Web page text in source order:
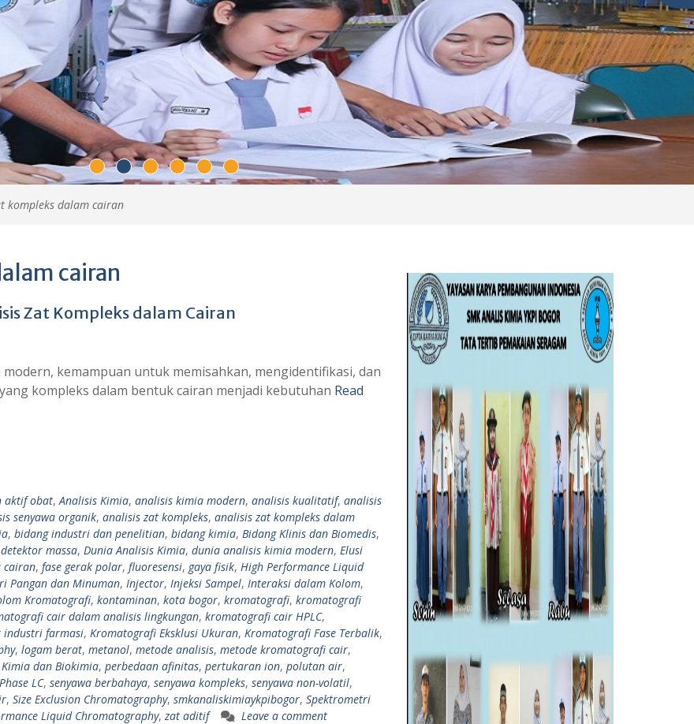
kompleks dalam cairan
cairan
Zat Kompleks dalam Cairan
kemampuan untuk memisahkan, mengidentifikasi, dan
kompleks dalam bentuk cairan menjadi kebutuhan Read
aktif obat, Analisis Kimia, analisis kimia modern, analisis kualitatif, analisis
senyawa organik, analisis zat kompleks, analisis zat kompleks dalam
, bidang industri dan penelitian, bidang kimia, Bidang Klinis dan Biomedis,
detektor massa, Dunia Analisis Kimia, dunia analisis kimia modern, Elusi
cairan, fase gerak polar, fluoresensi, gaya fisik, High Performance Liquid
Pangan dan Minuman, Injector, Injeksi Sampel, Interaksi dalam Kolom,
Kromatografi, kontaminan, kota bogor, kromatografi, kromatografi
cair dalam analisis lingkungan, kromatografi cair HPLC,
farmasi, Kromatografi Eksklusi Ukuran, Kromatografi Fase Terbalik,
, logam berat, metanol, metode analisis, metode kromatografi cair,
dan Biokimia, perbedaan afinitas, pertukaran ion, polutan air,
LC, senyawa berbahaya, senyawa kompleks, senyawa non-volatil,
, Size Exclusion Chromatography, smkanaliskimiaykpibogor, Spektrometri
Liquid Chromatography, zat aditif Leave a comment